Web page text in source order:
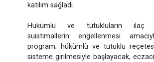
katılım sağladı.
Hükümlü ve tutukluların ilaç
suistimallerin engellenmesi
program; hükümlü ve tutuklu
sisteme girilmesiyle başlayacak,